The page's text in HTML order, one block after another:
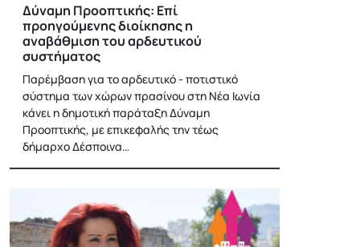
Δύναμη Προοπτικής: Επί
προηγούμενης διοίκησης η
αναβάθμιση του αρδευτικού
συστήματος
Παρέμβαση για το αρδευτικό - ποτιστικό
σύστημα των χώρων πρασίνου στη Νέα Ιωνία
κάνει η δημοτική παράταξη Δύναμη
Προοπτικής, με επικεφαλής την τέως
δήμαρχο Δέσποινα…